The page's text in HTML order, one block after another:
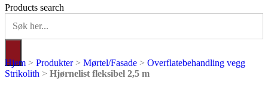
Products search
Hjem > Produkter> Mørtel/Fasade > Overflatebehandling vegg
Strikolith > Hjørnelist fleksibel 2,5 m